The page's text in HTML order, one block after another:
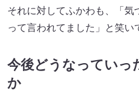
それに対してふかわも、「気
って言われてました」と笑い
今後どうなっていっ
か